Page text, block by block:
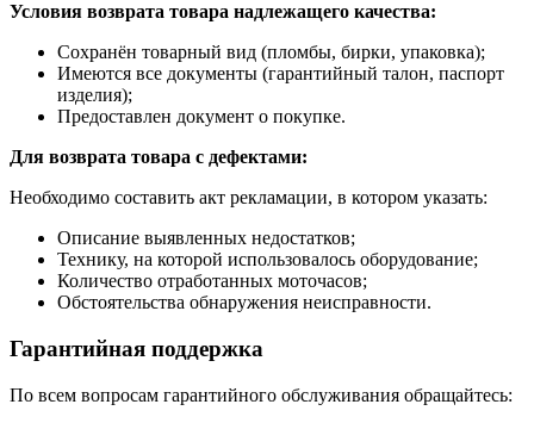
Условия возврата товара надлежащего качества:
Сохранён товарный вид (пломбы, бирки, упаковка);
Имеются все документы (гарантийный талон, паспорт
изделия);
Предоставлен документ о покупке.
Для возврата товара с дефектами:
Необходимо составить акт рекламации, в котором указать:
Описание выявленных недостатков;
Технику, на которой использовалось оборудование;
Количество отработанных моточасов;
Обстоятельства обнаружения неисправности.
Гарантийная поддержка
По всем вопросам гарантийного обслуживания обращайтесь: